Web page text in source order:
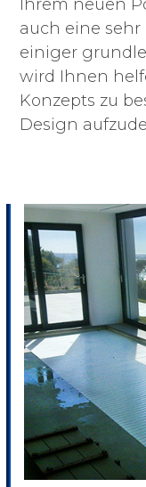
Ihrem neuen
auch eine sehr
einiger
wird Ihnen
Konzepts zu
Design